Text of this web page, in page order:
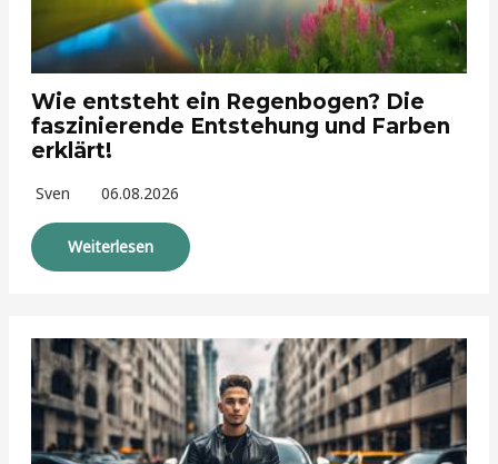
Wie entsteht ein Regenbogen? Die
faszinierende Entstehung und Farben
erklärt!
Sven 06.08.2026
Weiterlesen